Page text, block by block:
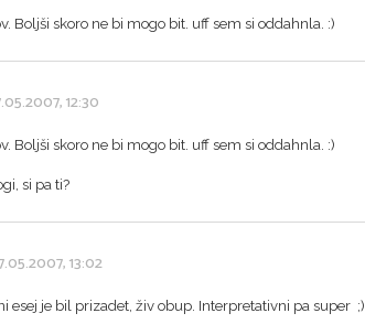
Boljši skoro ne bi mogo bit. uff sem si oddahnla. :)
12:30
Boljši skoro ne bi mogo bit. uff sem si oddahnla. :)
si pa ti?
13:02
esej je bil prizadet, živ obup. Interpretativni pa super ;)